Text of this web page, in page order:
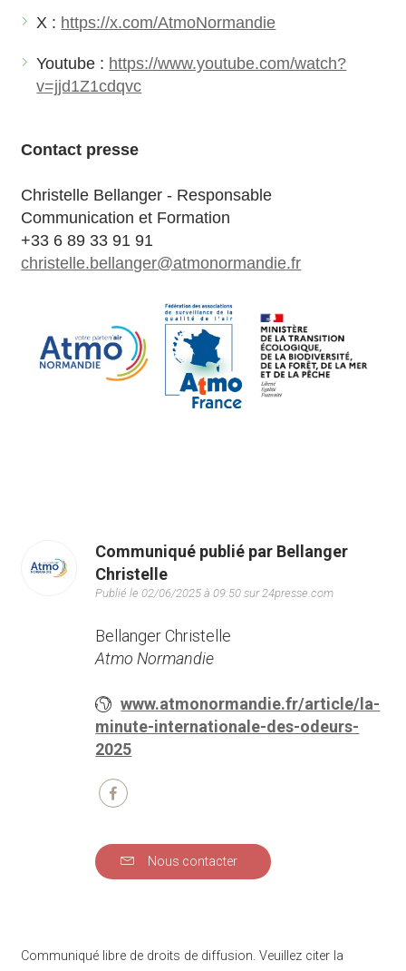
X : https://x.com/AtmoNormandie
Youtube : https://www.youtube.com/watch?
v=jjd1Z1cdqvc
Contact presse
Christelle Bellanger - Responsable
Communication et Formation
+33 6 89 33 91 91
christelle.bellanger@atmonormandie.fr
Communiqué publié par Bellanger
Christelle
Publié le 02/06/2025 à 09:50 sur 24presse.com
Bellanger Christelle
Atmo Normandie
www.atmonormandie.fr/article/la-
minute-internationale-des-odeurs-
2025
Nous contacter
Communiqué libre de droits de diffusion. Veuillez citer la